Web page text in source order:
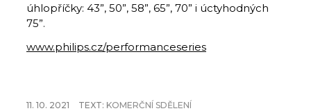
úhlopříčky: 43”, 50”, 58”, 65”, 70” i úctyhodných
75”.
www.philips.cz/performanceseries
11. 10. 2021 TEXT: KOMERČNÍ SDĚLENÍ